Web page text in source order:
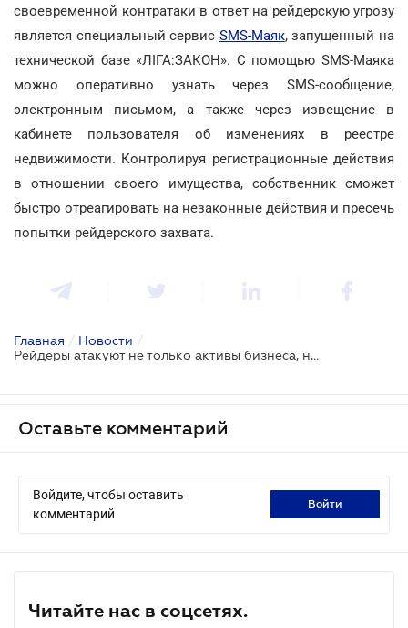
своевременной контратаки в ответ на рейдерскую угрозу
является специальный сервис SMS-Маяк, запущенный на
технической базе «ЛІГА:ЗАКОН». С помощью SMS-Маяка
можно оперативно узнать через SMS-сообщение,
электронным письмом, а также через извещение в
кабинете пользователя об изменениях в реестре
недвижимости. Контролируя регистрационные действия
в отношении своего имущества, собственник сможет
быстро отреагировать на незаконные действия и пресечь
попытки рейдерского захвата.
Главная / Новости /
Рейдеры атакуют не только активы бизнеса, но и недвижимость физлиц
Оставьте комментарий
Войдите, чтобы оставить
комментарий
войти
Читайте нас в соцсетях.